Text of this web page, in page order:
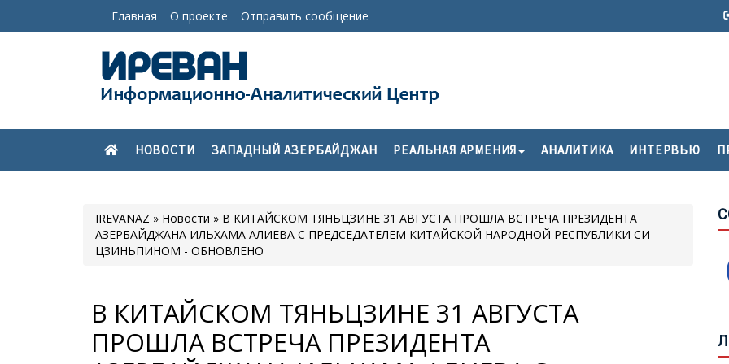
Главная О проекте Отправить сообщение
НОВОСТИ ЗАПАДНЫЙ АЗЕРБАЙДЖАН РЕАЛЬНАЯ АРМЕНИЯ АНАЛИТИКА ИНТЕРВЬЮ
IREVANAZ » Новости » В КИТАЙСКОМ ТЯНЬЦЗИНЕ 31 АВГУСТА ПРОШЛА ВСТРЕЧА ПРЕЗИДЕНТА
АЗЕРБАЙДЖАНА ИЛЬХАМА АЛИЕВА С ПРЕДСЕДАТЕЛЕМ КИТАЙСКОЙ НАРОДНОЙ РЕСПУБЛИКИ СИ
ЦЗИНЬПИНОМ - ОБНОВЛЕНО
В КИТАЙСКОМ ТЯНЬЦЗИНЕ 31 АВГУСТА
ПРОШЛА ВСТРЕЧА ПРЕЗИДЕНТА